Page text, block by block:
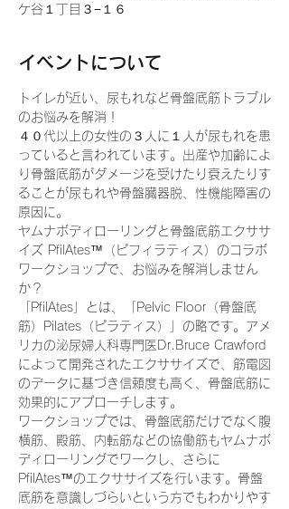
ケ谷１丁目３−１６
イベントについて
トイレが近い、尿もれなど骨盤底筋トラブル
のお悩みを解消！
４０代以上の女性の３人に１人が尿もれを患
っていると言われています。出産や加齢によ
り骨盤底筋がダメージを受けたり衰えたりす
ることが尿もれや骨盤臓器脱、性機能障害の
原因に。
ヤムナボディローリングと骨盤底筋エクササ
イズ PfilAtes™（ピフィラティス）のコラボ
ワークショップで、お悩みを解消しません
か？
「PfilAtes」とは、「Pelvic Floor（骨盤底
筋）Pilates（ピラティス）」の略です。アメ
リカの泌尿婦人科専門医Dr.Bruce Crawford
によって開発されたエクササイズで、筋電図
のデータに基づき信頼度も高く、骨盤底筋に
効果的にアプローチします。
ワークショップでは、骨盤底筋だけでなく腹
横筋、殿筋、内転筋などの協働筋もヤムナボ
ディローリングでワークし、さらに
PfilAtes™のエクササイズを行います。骨盤
底筋を意識しづらいという方でもわかりやす